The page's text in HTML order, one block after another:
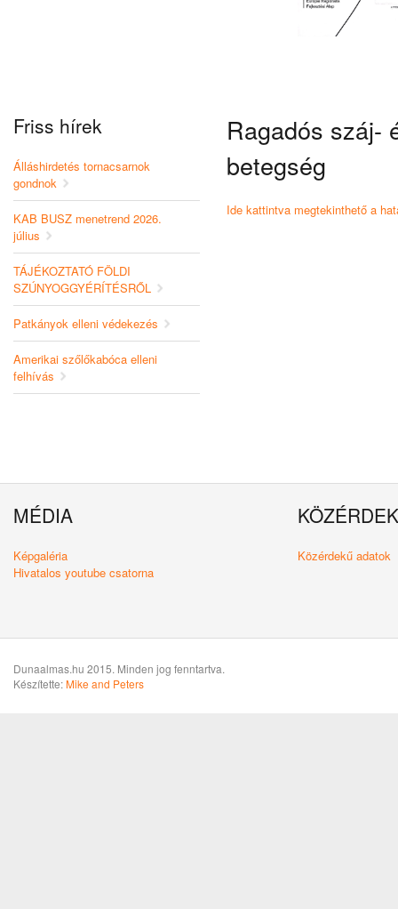
Friss hírek
Álláshirdetés tornacsarnok
gondnok
KAB BUSZ menetrend 2026.
július
TÁJÉKOZTATÓ FÖLDI
SZÚNYOGGYÉRÍTÉSRŐL
Patkányok elleni védekezés
Amerikai szőlőkabóca elleni
felhívás
Ragadós száj-
betegség
Ide kattintva megtekinthető a
MÉDIA
Képgaléria
Hivatalos youtube csatorna
Közérdekű adatok
Dunaalmas.hu 2015. Minden jog fenntartva.
Készítette:Mike and Peters